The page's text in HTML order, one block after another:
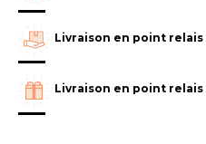
Livraison en point relais
Livraison en point